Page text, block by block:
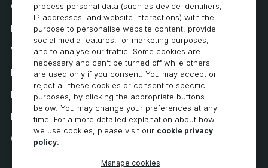
Carrières
Exigences du système
Vie privée
Déclaration de confidentialité
Déclaration d’accessibilité
Politique en matière de cookies
Cookie Preferences
process personal data (such as device identifiers,
IP addresses, and website interactions) with the
purpose to personalise website content, provide
social media features, for marketing purposes,
and to analyse our traffic. Some cookies are
necessary and can’t be turned off while others
are used only if you consent. You may accept or
reject all these cookies or consent to specific
purposes, by clicking the appropriate buttons
below. You may change your preferences at any
time. For a more detailed explanation about how
we use cookies, please visit our cookie privacy
policy.
Manage cookies